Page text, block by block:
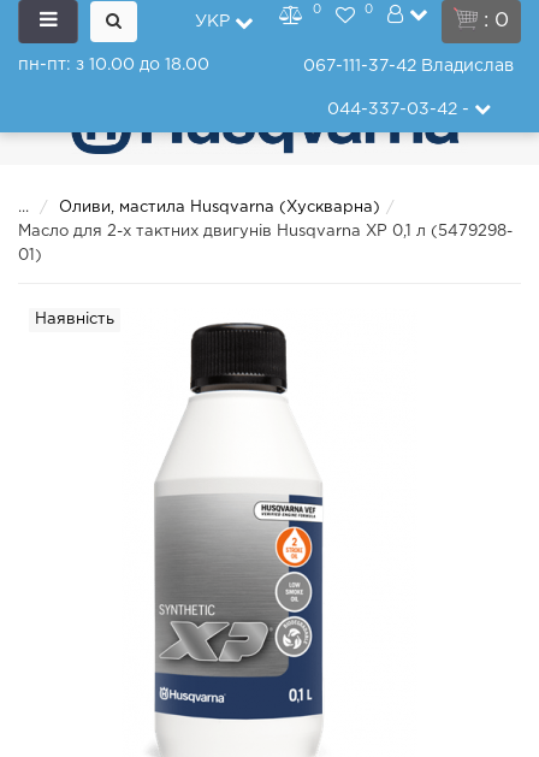
: 0
УКР
0 0
пн-пт: з 10.00 до 18.00 067-111-37-42 Владислав
044-337-03-42-
...
Оливи, мастила Husqvarna (Хускварна)
Масло для 2-х тактних двигунів Husqvarna XP 0,1 л (5479298-
01)
Наявність